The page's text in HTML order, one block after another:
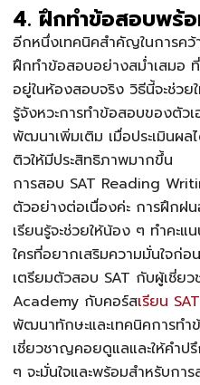
4. ฝึกทำข้อสอบพร้อ
อีกหนึ่งเทคนิคสำคัญในการค
ฝึกทำข้อสอบอย่างสม่ำเสมอ
อยู่ในห้องสอบจริง วิธีนี้จะช่ว
รู้จังหวะการทำข้อสอบของตัว
พัฒนาเพิ่มเติม เมื่อประเมินผล
ติวให้มีประสิทธิภาพมากขึ้น
การสอบ SAT Reading
ตัวอย่างต่อเนื่องค่ะ การฝึกฝ
เรียนรู้จะช่วยให้น้อง ๆ ทำคะแ
ใครที่อยากเสริมความมั่นใจก่
เตรียมตัวสอบ SAT กับผู้เชี่
Academy กับคอร์สเรียน SAT
พัฒนาทักษะและเทคนิคการท
เชี่ยวชาญคอยดูแลและให้คำป
ๆ จะมั่นใจและพร้อมสำหรับกา